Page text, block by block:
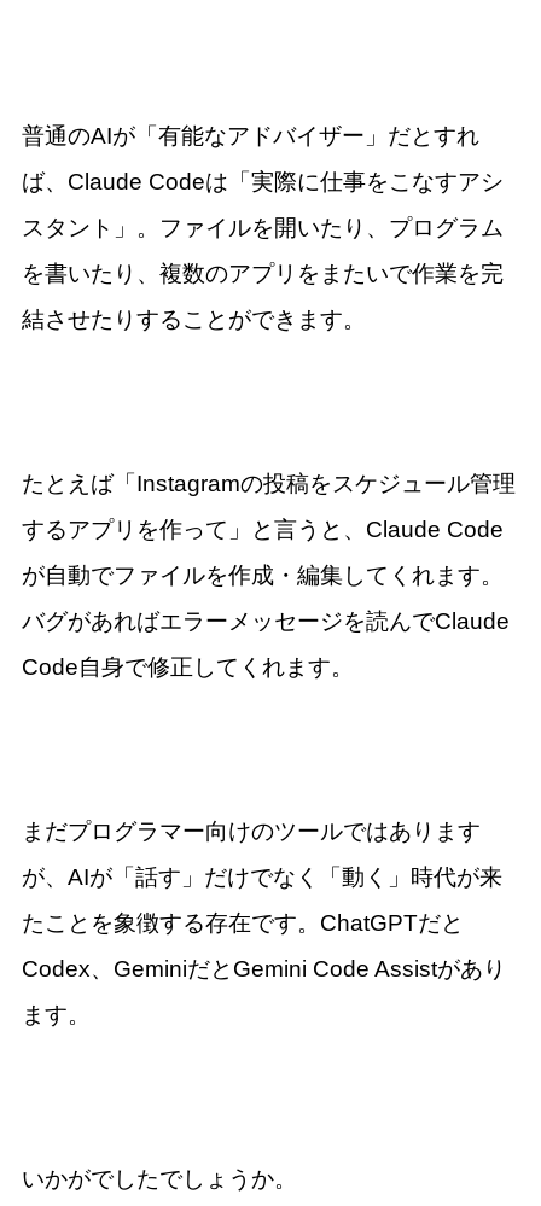
普通のAIが「有能なアドバイザー」だとすれ
ば、Claude Codeは「実際に仕事をこなすアシ
スタント」。ファイルを開いたり、プログラム
を書いたり、複数のアプリをまたいで作業を完
結させたりすることができます。
たとえば「Instagramの投稿をスケジュール管理
するアプリを作って」と言うと、Claude Code
が自動でファイルを作成・編集してくれます。
バグがあればエラーメッセージを読んでClaude
Code自身で修正してくれます。
まだプログラマー向けのツールではあります
が、AIが「話す」だけでなく「動く」時代が来
たことを象徴する存在です。ChatGPTだと
Codex、GeminiだとGemini Code Assistがあり
ます。
いかがでしたでしょうか。